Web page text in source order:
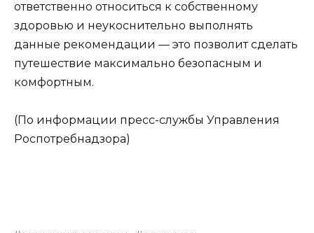
ответственно относиться к собственному
здоровью и неукоснительно выполнять
данные рекомендации — это позволит сделать
путешествие максимально безопасным и
комфортным.
(По информации пресс-службы Управления
Роспотребнадзора)